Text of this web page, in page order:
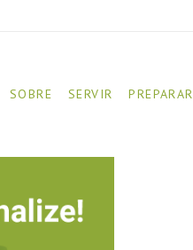
SOBRE SERVIR PREPARAR